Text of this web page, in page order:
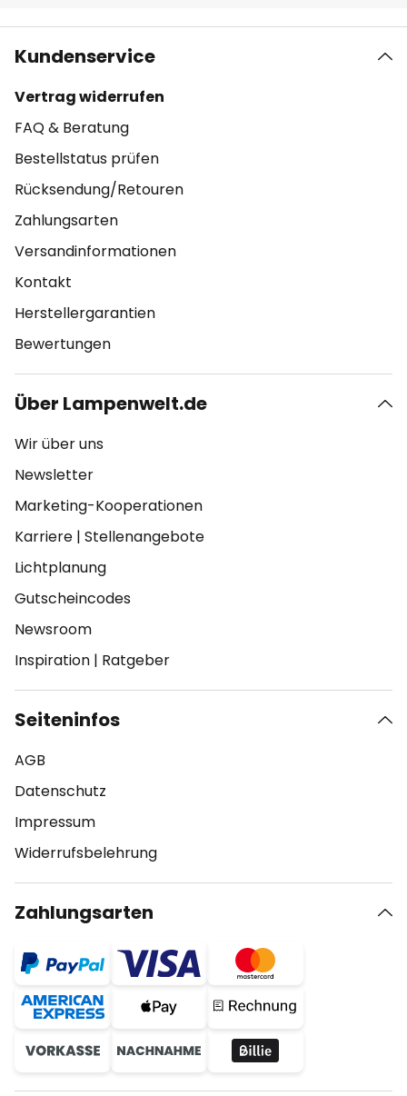
Kundenservice
Vertrag widerrufen
FAQ & Beratung
Bestellstatus prüfen
Rücksendung/Retouren
Zahlungsarten
Versandinformationen
Kontakt
Herstellergarantien
Bewertungen
Über Lampenwelt.de
Wir über uns
Newsletter
Marketing-Kooperationen
Karriere | Stellenangebote
Lichtplanung
Gutscheincodes
Newsroom
Inspiration | Ratgeber
Seiteninfos
AGB
Datenschutz
Impressum
Widerrufsbelehrung
Zahlungsarten